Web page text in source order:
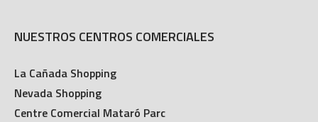
NUESTROS CENTROS COMERCIALES
La Cañada Shopping
Nevada Shopping
Centre Comercial Mataró Parc